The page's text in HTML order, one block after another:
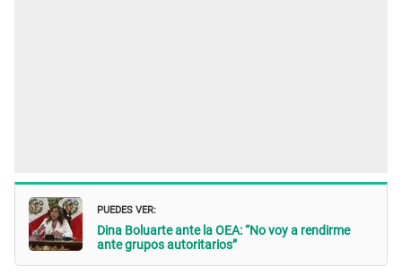
PUEDES VER:
Dina Boluarte ante la OEA: “No voy a rendirme
ante grupos autoritarios”